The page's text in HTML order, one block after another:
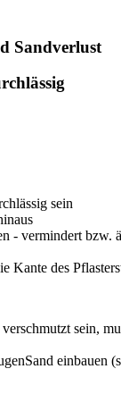
Sandverlust
sein
- vermindert bzw.
Kante des
sein,
einbauen